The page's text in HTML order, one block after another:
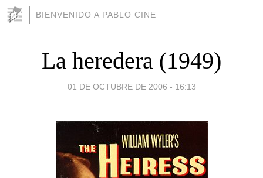
BIENVENIDO A PABLO CINE
La heredera (1949)
01 DE OCTUBRE DE 2006 - 16:13